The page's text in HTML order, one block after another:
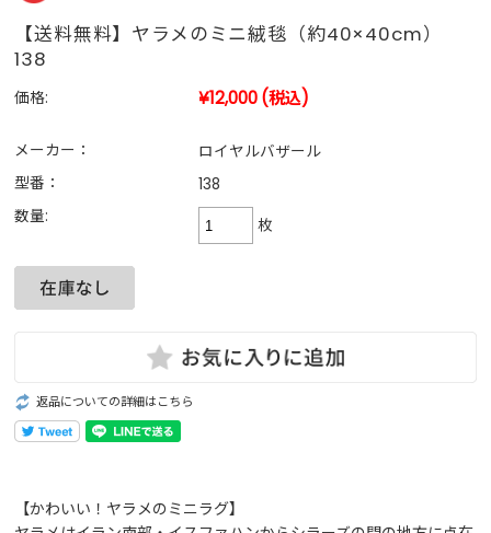
【送料無料】ヤラメのミニ絨毯（約40×40cm）
138
価格: ¥12,000(税込)
メーカー：
ロイヤルバザール
型番：
138
数量:
枚
返品についての詳細はこちら
【かわいい！ヤラメのミニラグ】